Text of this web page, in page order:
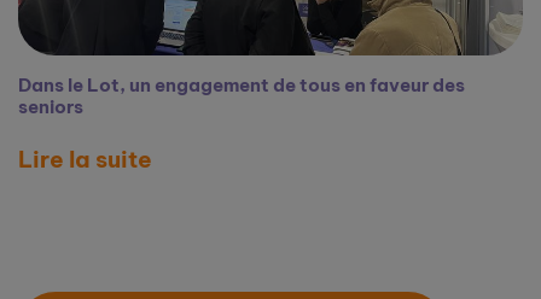
Dans le Lot, un engagement de tous en faveur des
seniors
Lire la suite